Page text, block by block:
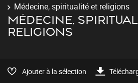
Médecine, spiritualité et religions
MÉDECINE,
RELIGIONS
Ajouter à la sélection